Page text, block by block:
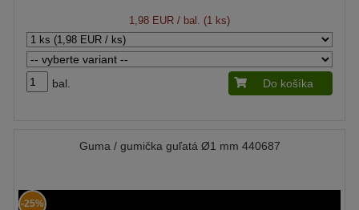
1,98 EUR / bal. (1 ks)
bal. Do košíka
Guma / gumička guľatá Ø1 mm 440687
-25%